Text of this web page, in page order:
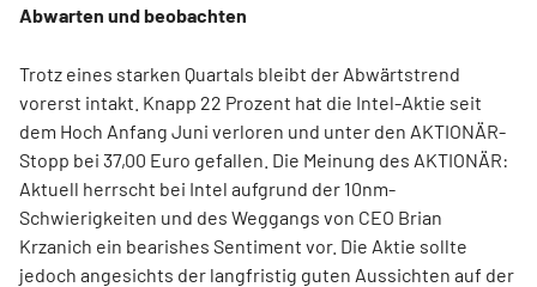
Abwarten und beobachten
Trotz eines starken Quartals bleibt der Abwärtstrend
vorerst intakt. Knapp 22 Prozent hat die Intel-Aktie seit
dem Hoch Anfang Juni verloren und unter den AKTIONÄR-
Stopp bei 37,00 Euro gefallen. Die Meinung des AKTIONÄR:
Aktuell herrscht bei Intel aufgrund der 10nm-
Schwierigkeiten und des Weggangs von CEO Brian
Krzanich ein bearishes Sentiment vor. Die Aktie sollte
jedoch angesichts der langfristig guten Aussichten auf der